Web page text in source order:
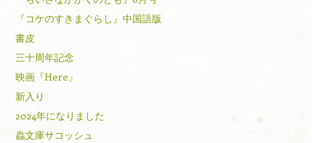
『コケのすきまぐらし』中国語版
書皮
三十周年記念
映画『Here』
新入り
2024年になりました
蟲文庫サコッシュ